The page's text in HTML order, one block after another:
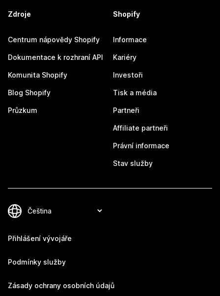
Zdroje
Centrum nápovědy Shopify
Dokumentace k rozhraní API
Komunita Shopify
Blog Shopify
Průzkum
Shopify
Informace
Kariéry
Investoři
Tisk a média
Partneři
Affiliate partneři
Právní informace
Stav služby
Přihlášení vývojáře
Podmínky služby
Zásady ochrany osobních údajů